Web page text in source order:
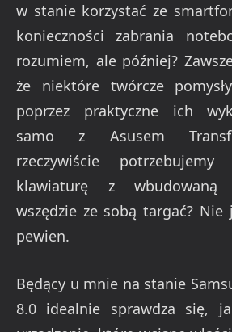
w stanie korzystać ze
konieczności zabrania
rozumiem, ale później?
że niektóre twórcze
poprzez praktyczne ich
samo z Asusem
rzeczywiście
klawiaturę z
wszędzie ze sobą targać?
pewien.
Będący u mnie na stanie
8.0 idealnie sprawdza się,